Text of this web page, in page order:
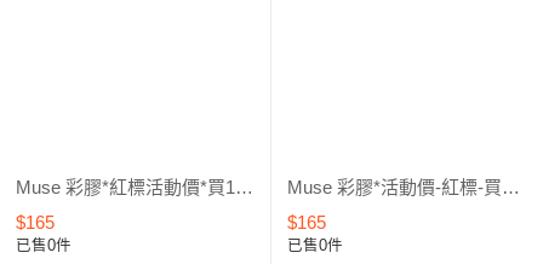
Muse 彩膠*紅標活動價*買1送1 (461~960) 3
$165
已售0件
Muse 彩膠*活動價-紅標-買1送1 (342~460) 2
$165
已售0件